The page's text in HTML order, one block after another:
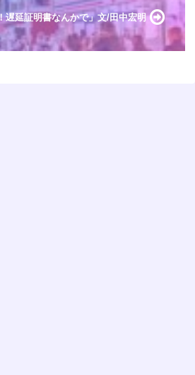
遅延証明書なんかで」文/田中宏明